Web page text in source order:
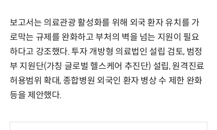
보고서는 의료관광 활성화를 위해 외국 환자 유치를 가
로막는 규제를 완화하고 부처의 벽을 넘는 지원이 필요
하다고 강조했다. 투자 개방형 의료법인 설립 검토, 범정
부 지원단(가칭 글로벌 헬스케어 추진단) 설립, 원격진료
허용범위 확대, 종합병원 외국인 환자 병상 수 제한 완화
등을 제안했다.